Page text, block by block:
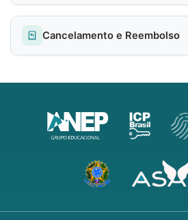
Cancelamento e Reembolso